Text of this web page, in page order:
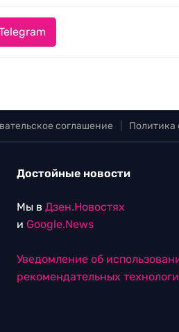
соглашение Политика
Достойные новости
Мы в Дзен.Новостях
и Google.News
Уведомление об
рекомендательных